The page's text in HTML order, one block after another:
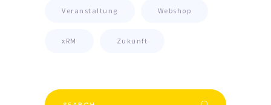
Veranstaltung Webshop
xRM Zukunft